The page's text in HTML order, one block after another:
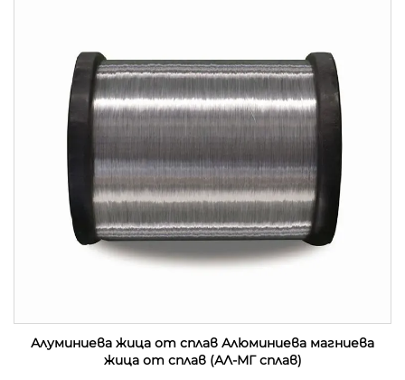
Алуминиева жица от сплав Алюминиева магниева
жица от сплав (АЛ-МГ сплав)